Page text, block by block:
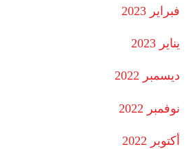
فبراير 2023
يناير 2023
ديسمبر 2022
نوفمبر 2022
أكتوبر 2022